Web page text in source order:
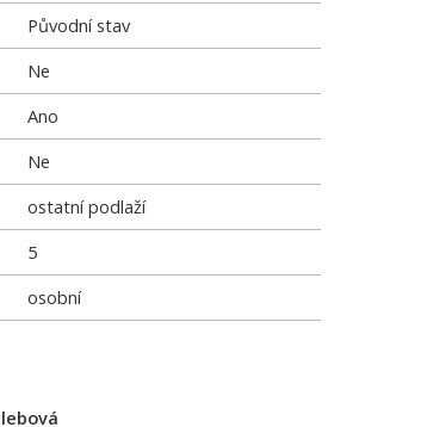
Původní stav
Ne
Ano
Ne
ostatní podlaží
5
osobní